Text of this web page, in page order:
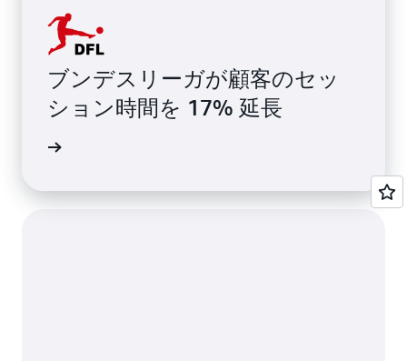
ブンデスリーガが顧客のセッ
ション時間を 17% 延長